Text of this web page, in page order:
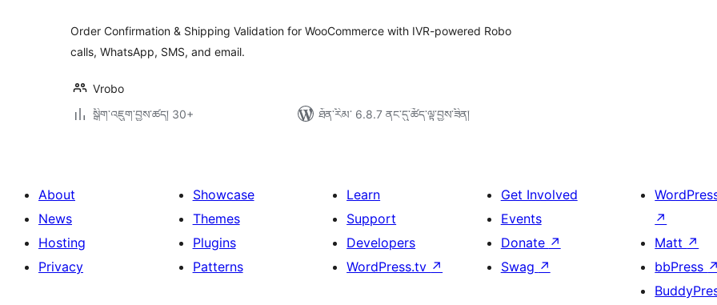
Order Confirmation & Shipping Validation for WooCommerce with IVR-powered Robo
calls, WhatsApp, SMS, and email.
Vrobo
སྒྲིག་འཇུག་བྱས་ཚད། 30+
ཐོན་རིམ་ 6.8.7 ནང་དུ་ཚོད་ལྟ་བྱས་ཟིན།
About
News
Hosting
Privacy
Showcase
Themes
Plugins
Patterns
Learn
Support
Developers
WordPress.tv ↗
Get Involved
Events
Donate ↗
Swag ↗
↗
Matt ↗
bbPress ↗